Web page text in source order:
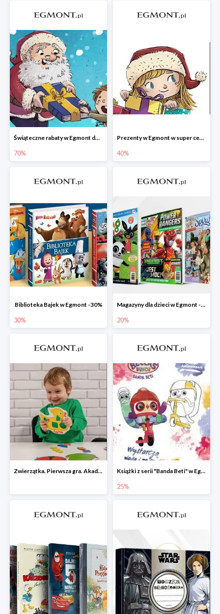
Świąteczne rabaty w Egmont do -70%
70%
Prezenty w Egmont w super cenach
40%
Biblioteka Bajek w Egmont -30%
30%
Magazyny dla dzieci w Egmont -20%
20%
Zwierzątka. Pierwsza gra. Akademia Mądrego Dziecka Książki z serii "Banda Beti" w Egmont do -25%
25%